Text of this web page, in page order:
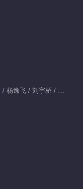
Protagonista：披拉·尼迪裴善官 / 虞书欣 / 李歌洋 / 田依桐 / 付嘉 / 杨之楹 / 杨逸飞 / 刘宇桥 / 魏哲鸣